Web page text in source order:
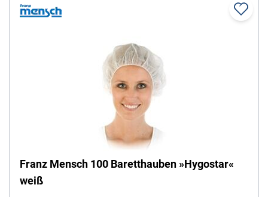
Franz Mensch 100 Baretthauben »Hygostar«
weiß